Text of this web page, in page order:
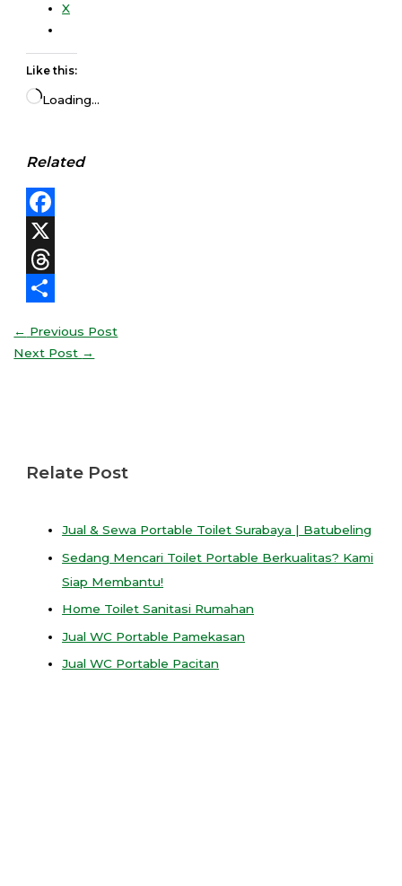
X
Like this:
Loading…
Related
Facebook
X
Threads
← Previous Post
Next Post →
Relate Post
Jual & Sewa Portable Toilet Surabaya | Batubeling
Sedang Mencari Toilet Portable Berkualitas? Kami
Siap Membantu!
Home Toilet Sanitasi Rumahan
Jual WC Portable Pamekasan
Jual WC Portable Pacitan